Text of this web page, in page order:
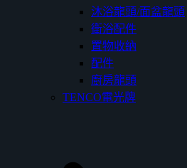
沐浴龍頭/面盆龍頭
衛浴配件
置物收納
配件
廚房龍頭
TENCO電光牌